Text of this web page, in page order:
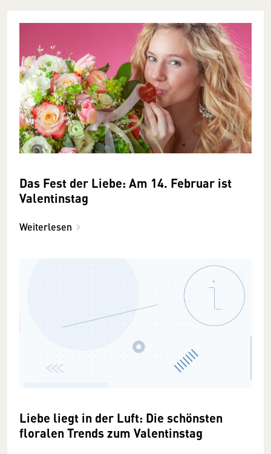
Das Fest der Liebe: ­­Am 14. Februar ist
Valentins­tag
Weiterlesen
Liebe liegt in der Luft: Die schönsten
floralen Trends zum Valentinstag